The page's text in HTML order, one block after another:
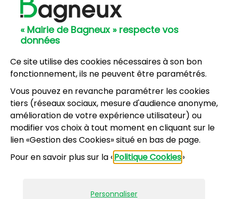
« Mairie de Bagneux » respecte vos
données
Ce site utilise des cookies nécessaires à son bon
fonctionnement, ils ne peuvent être paramétrés.
Vous pouvez en revanche paramétrer les cookies
tiers (réseaux sociaux, mesure d'audience anonyme,
amélioration de votre expérience utilisateur) ou
modifier vos choix à tout moment en cliquant sur le
lien «Gestion des Cookies» situé en bas de page.
Pour en savoir plus sur la «Politique Cookies»
Personnaliser
Hôtel de Ville
57, avenue Henri Ravera - 92220 Bagneux
01 42 31 60 00
8, résidence du Port Galand - 92220 Bagneux
01 45 47 62 00
NOUS CONTACTER
Horaires d’ouverture:
Lundi, mercredi, jeudi, vendredi : 8h30-12h et
13h30-17h
Samedi : 9h-12h pour le service État civil (hors